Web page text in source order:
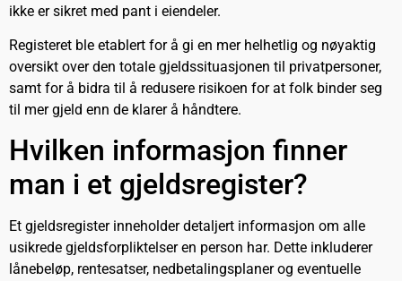
ikke er sikret med pant i eiendeler.
Registeret ble etablert for å gi en mer helhetlig og nøyaktig
oversikt over den totale gjeldssituasjonen til privatpersoner,
samt for å bidra til å redusere risikoen for at folk binder seg
til mer gjeld enn de klarer å håndtere.
Hvilken informasjon finner
man i et gjeldsregister?
Et gjeldsregister inneholder detaljert informasjon om alle
usikrede gjeldsforpliktelser en person har. Dette inkluderer
lånebeløp, rentesatser, nedbetalingsplaner og eventuelle